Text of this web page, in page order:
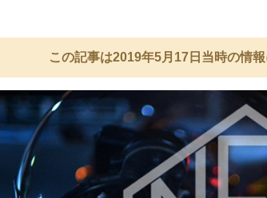
この記事は2019年5月17日当時の情